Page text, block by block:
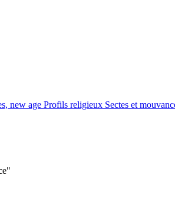
new age Profils religieux Sectes et